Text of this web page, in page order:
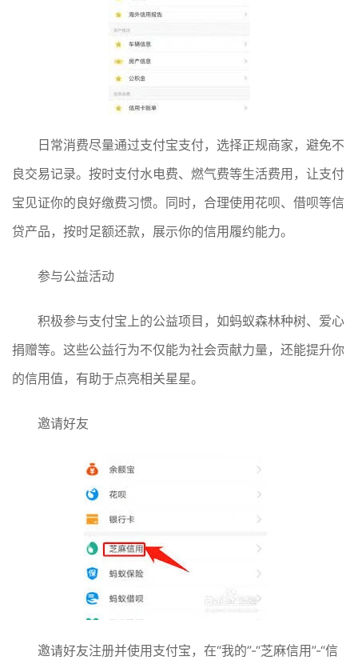
日常消费尽量通过支付宝支付，选择正规商家，避免不
良交易记录。按时支付水电费、燃气费等生活费用，让支付
宝见证你的良好缴费习惯。同时，合理使用花呗、借呗等信
贷产品，按时足额还款，展示你的信用履约能力。
参与公益活动
积极参与支付宝上的公益项目，如蚂蚁森林种树、爱心
捐赠等。这些公益行为不仅能为社会贡献力量，还能提升你
的信用值，有助于点亮相关星星。
邀请好友
邀请好友注册并使用支付宝，在“我的”-“芝麻信用”-“信